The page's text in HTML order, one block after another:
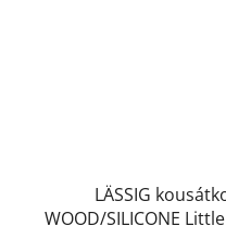
LÄSSIG
WOOD/SILICONE